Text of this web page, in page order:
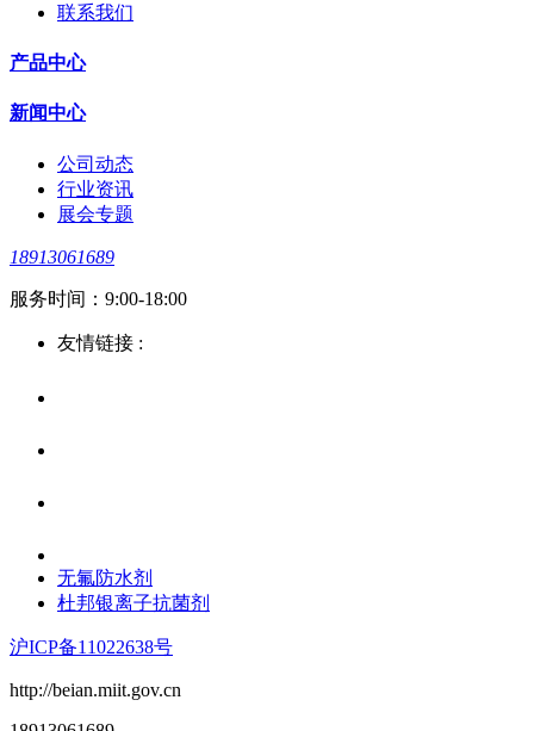
联系我们
产品中心
新闻中心
公司动态
行业资讯
展会专题
18913061689
服务时间：9:00-18:00
友情链接 :
无氟防水剂
杜邦银离子抗菌剂
沪ICP备11022638号
http://beian.miit.gov.cn